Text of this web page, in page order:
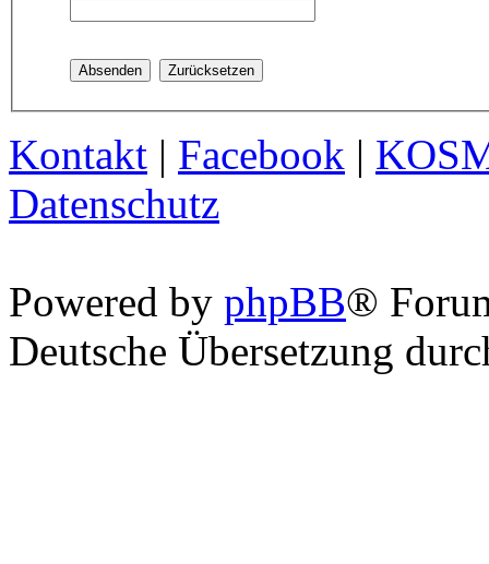
Kontakt | Facebook |
Datenschutz
Powered by phpBB®
Deutsche Übersetzung